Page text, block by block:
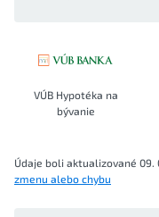
VÚB Hypotéka na
bývanie
Údaje boli aktualizované 09.
zmenu alebo chybu